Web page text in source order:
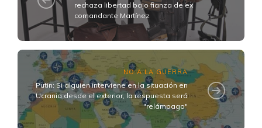
rechaza libertad bajo fianza de ex
comandante Martínez
NO A LA GUERRA
Putin: Si alguien interviene en la situación en
Ucrania desde el exterior, la respuesta será
"relámpago"